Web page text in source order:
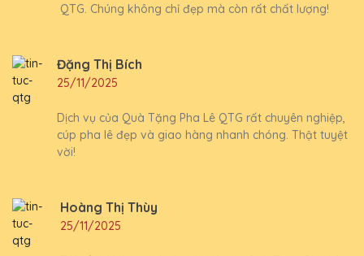
QTG. Chúng không chỉ đẹp mà còn rất chất lượng!
Đặng Thị Bích
25/11/2025
Dịch vụ của Quà Tặng Pha Lê QTG rất chuyên nghiệp,
cúp pha lê đẹp và giao hàng nhanh chóng. Thật tuyệt
vời!
Hoàng Thị Thùy
25/11/2025